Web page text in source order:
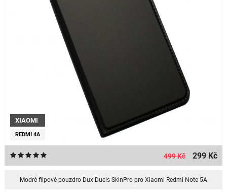
XIAOMI
REDMI 4A
499 Kč 299 Kč
Modré flipové pouzdro Dux Ducis SkinPro pro Xiaomi Redmi Note 5A